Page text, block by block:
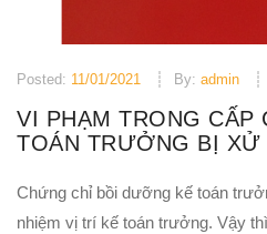
Posted: 11/01/2021 By: admin
VI PHẠM TRONG CẤP
TOÁN TRƯỞNG BỊ XỬ
Chứng chỉ bồi dưỡng kế toán
nhiệm vị trí kế toán trưởng. Vậy